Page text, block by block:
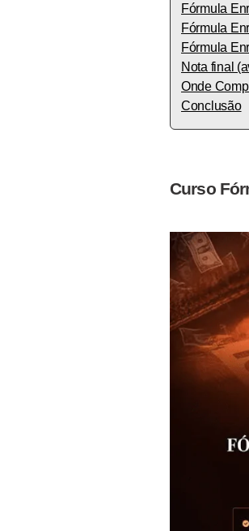
Fórmula
Fórmula
Fórmula
Nota final
Onde
Conclusão
Curso